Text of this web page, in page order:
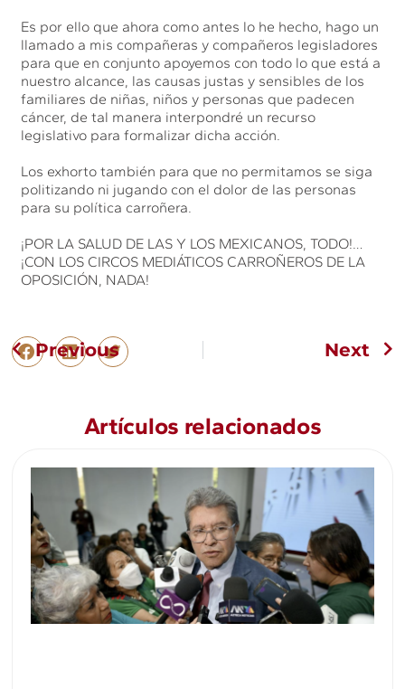
Es por ello que ahora como antes lo he hecho, hago un
llamado a mis compañeras y compañeros legisladores
para que en conjunto apoyemos con todo lo que está a
nuestro alcance, las causas justas y sensibles de los
familiares de niñas, niños y personas que padecen
cáncer, de tal manera interpondré un recurso
legislativo para formalizar dicha acción.
Los exhorto también para que no permitamos se siga
politizando ni jugando con el dolor de las personas
para su política carroñera.
¡POR LA SALUD DE LAS Y LOS MEXICANOS, TODO!…
¡CON LOS CIRCOS MEDIÁTICOS CARROÑEROS DE LA
OPOSICIÓN, NADA!
Previous Next
Artículos relacionados